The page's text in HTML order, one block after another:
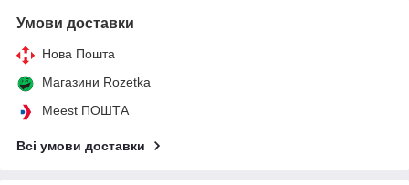
Умови доставки
Нова Пошта
Магазини Rozetka
Meest ПОШТА
Всі умови доставки